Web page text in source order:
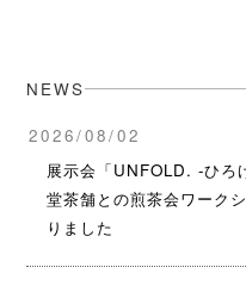
NEWS
2026/08/02
展示会「UNFOLD. -ひ
堂茶舗との煎茶会ワーク
りました